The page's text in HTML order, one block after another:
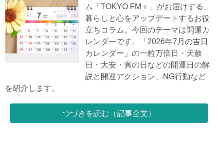
ム「TOKYO FM＋」がお届けする、
暮らしと心をアップデートするお役
立ちコラム。今回のテーマは開運カ
レンダーです。「2026年7月の吉日
カレンダー」の一粒万倍日・天赦
日・大安・寅の日などの開運日の解
説と開運アクション、NG行動など
を紹介します。
つづきを読む（記事全文）